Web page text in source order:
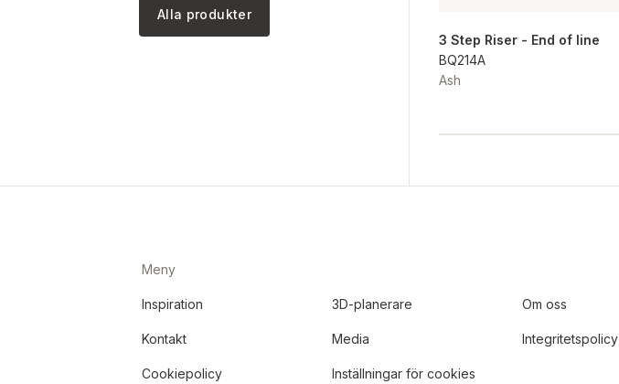
Alla produkter
3 Step Riser - End of line
BQ214A
Ash
Meny
Inspiration 3D-planerare Om oss
Kontakt Media Integritetspolicy
Cookiepolicy Inställningar för cookies